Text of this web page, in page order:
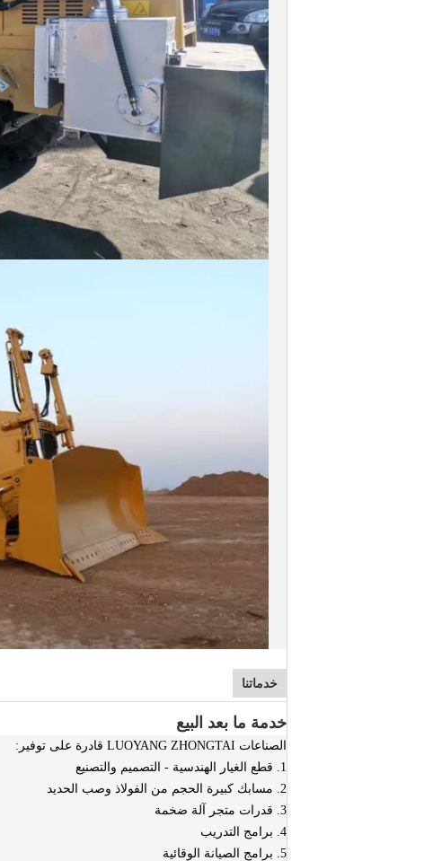
خدماتنا
خدمة ما بعد البيع
الصناعات LUOYANG ZHONGTAI قادرة على توفير:
1. قطع الغيار الهندسية - التصميم والتصنيع
2. مسابك كبيرة الحجم من الفولاذ وصب الحديد
3. قدرات متجر آلة ضخمة
4. برامج التدريب
5. برامج الصيانة الوقائية